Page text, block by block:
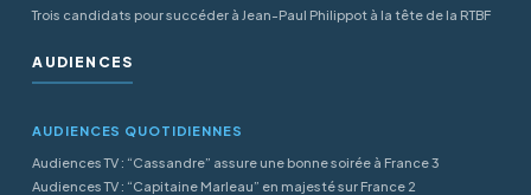
Trois candidats pour succéder à Jean-Paul Philippot à la tête de la RTBF
AUDIENCES
AUDIENCES QUOTIDIENNES
Audiences TV : “Cassandre” assure une bonne soirée à France 3
Audiences TV : “Capitaine Marleau” en majesté sur France 2